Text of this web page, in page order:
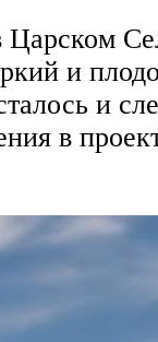
Царском
и
и
в